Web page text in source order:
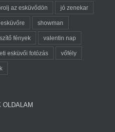
az esküvődön jó zenekar
showman
fények valentin nap
esküvői fotózás vőfély
OLDALAM